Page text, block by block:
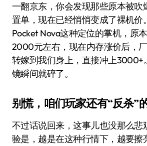
一翻京东，你会发现那些原本被吹
置单，现在已经悄悄变成了裸机价
Pocket Nova这种定位的掌机，原
2000元左右，现在内存涨价后，
转嫁到我们身上，直接冲上3000+
镜瞬间就碎了。
别慌，咱们玩家还有“反杀”
不过话说回来，这事儿也没那么悲
验是，越是在这种行情下，越要擦